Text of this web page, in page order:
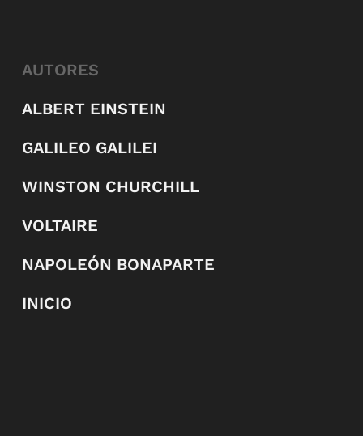
AUTORES
ALBERT EINSTEIN
GALILEO GALILEI
WINSTON CHURCHILL
VOLTAIRE
NAPOLEÓN BONAPARTE
INICIO